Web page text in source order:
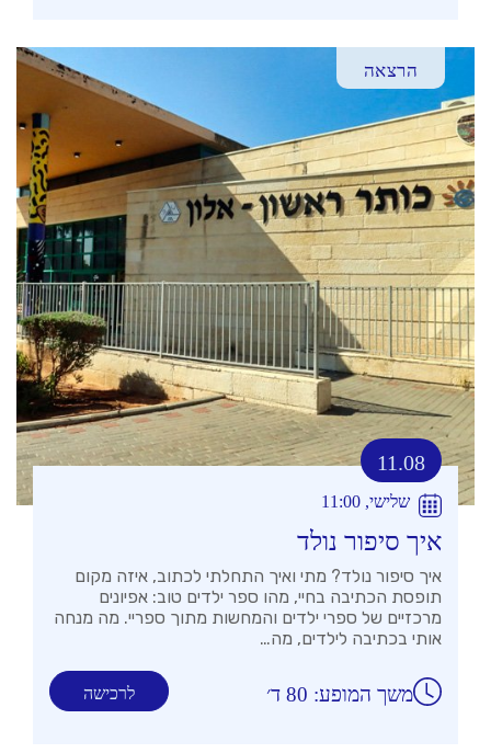
הרצאה
11.08
שלישי, 11:00
איך סיפור נולד
איך סיפור נולד? מתי ואיך התחלתי לכתוב, איזה מקום
תופסת הכתיבה בחיי, מהו ספר ילדים טוב: אפיונים
מרכזיים של ספרי ילדים והמחשות מתוך ספריי. מה מנחה
אותי בכתיבה לילדים, מה…
לרכישה משך המופע: 80 ד׳